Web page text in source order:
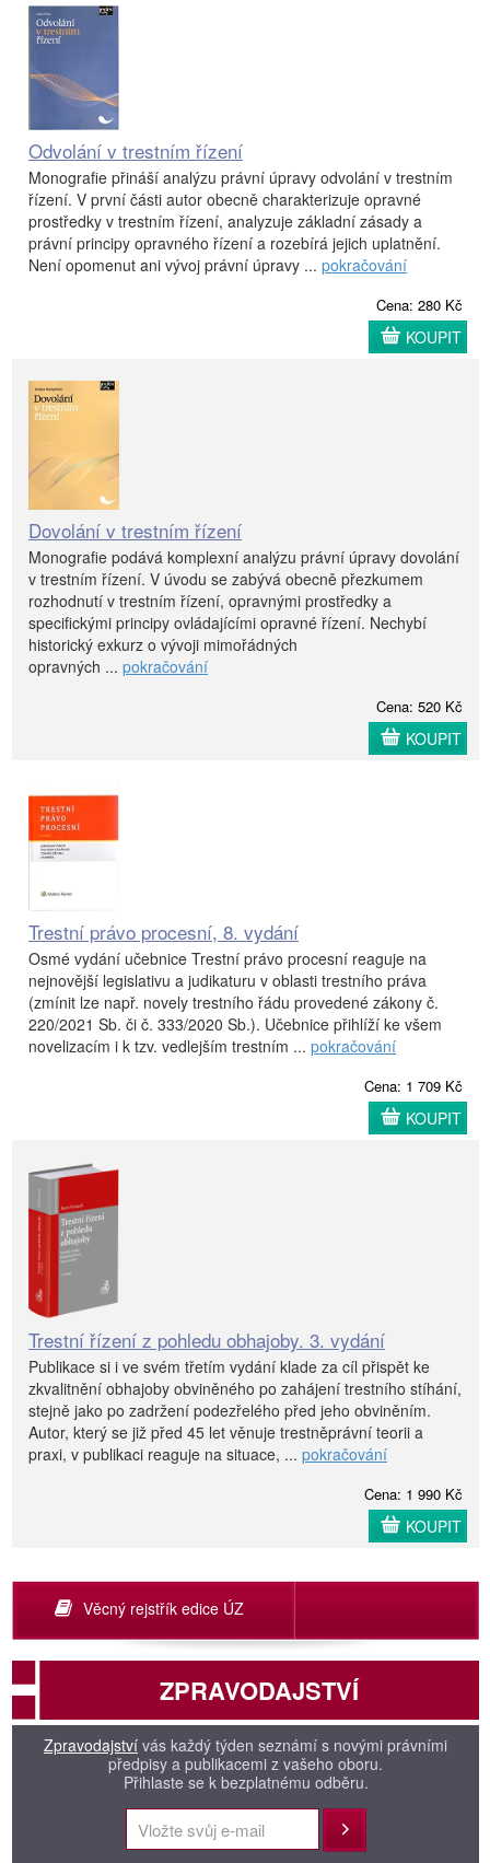
Odvolání v trestním řízení
Monografie přináší analýzu právní úpravy odvolání v trestním
řízení. V první části autor obecně charakterizuje opravné
prostředky v trestním řízení, analyzuje základní zásady a
právní principy opravného řízení a rozebírá jejich uplatnění.
Není opomenut ani vývoj právní úpravy ... pokračování
Cena: 280 Kč
KOUPIT
Dovolání v trestním řízení
Monografie podává komplexní analýzu právní úpravy dovolání
v trestním řízení. V úvodu se zabývá obecně přezkumem
rozhodnutí v trestním řízení, opravnými prostředky a
specifickými principy ovládajícími opravné řízení. Nechybí
historický exkurz o vývoji mimořádných
opravných ... pokračování
Cena: 520 Kč
KOUPIT
Trestní právo procesní, 8. vydání
Osmé vydání učebnice Trestní právo procesní reaguje na
nejnovější legislativu a judikaturu v oblasti trestního práva
(zmínit lze např. novely trestního řádu provedené zákony č.
220/2021 Sb. či č. 333/2020 Sb.). Učebnice přihlíží ke všem
novelizacím i k tzv. vedlejším trestním ... pokračování
Cena: 1 709 Kč
KOUPIT
Trestní řízení z pohledu obhajoby. 3. vydání
Publikace si i ve svém třetím vydání klade za cíl přispět ke
zkvalitnění obhajoby obviněného po zahájení trestního stíhání,
stejně jako po zadržení podezřelého před jeho obviněním.
Autor, který se již před 45 let věnuje trestněprávní teorii a
praxi, v publikaci reaguje na situace, ... pokračování
Cena: 1 990 Kč
KOUPIT
Věcný rejstřík edice ÚZ
ZPRAVODAJSTVÍ
Zpravodajství vás každý týden seznámí s novými právními
předpisy a publikacemi z vašeho oboru.
Přihlaste se k bezplatnému odběru.
Přihlásit